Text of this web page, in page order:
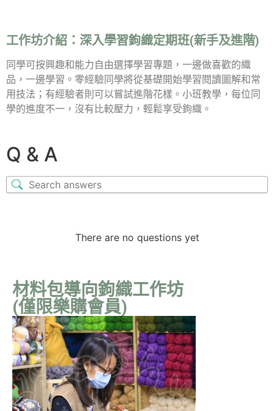
工作坊介紹： 深入學習鉤織定期班(新手及進階)
同學可按興趣和能力自由選擇學習專題，一邊做喜歡的織
品，一邊學習。零經驗同學將從基礎開始學習閱讀圖解和常
用技法；有經驗者則可以嘗試進階花樣。小班教學，每位同
學的進度不一，沒有比較壓力，輕鬆享受鉤織。
Q & A
There are no questions yet
材料包導向鉤織工作坊
(僅限樂購會員)